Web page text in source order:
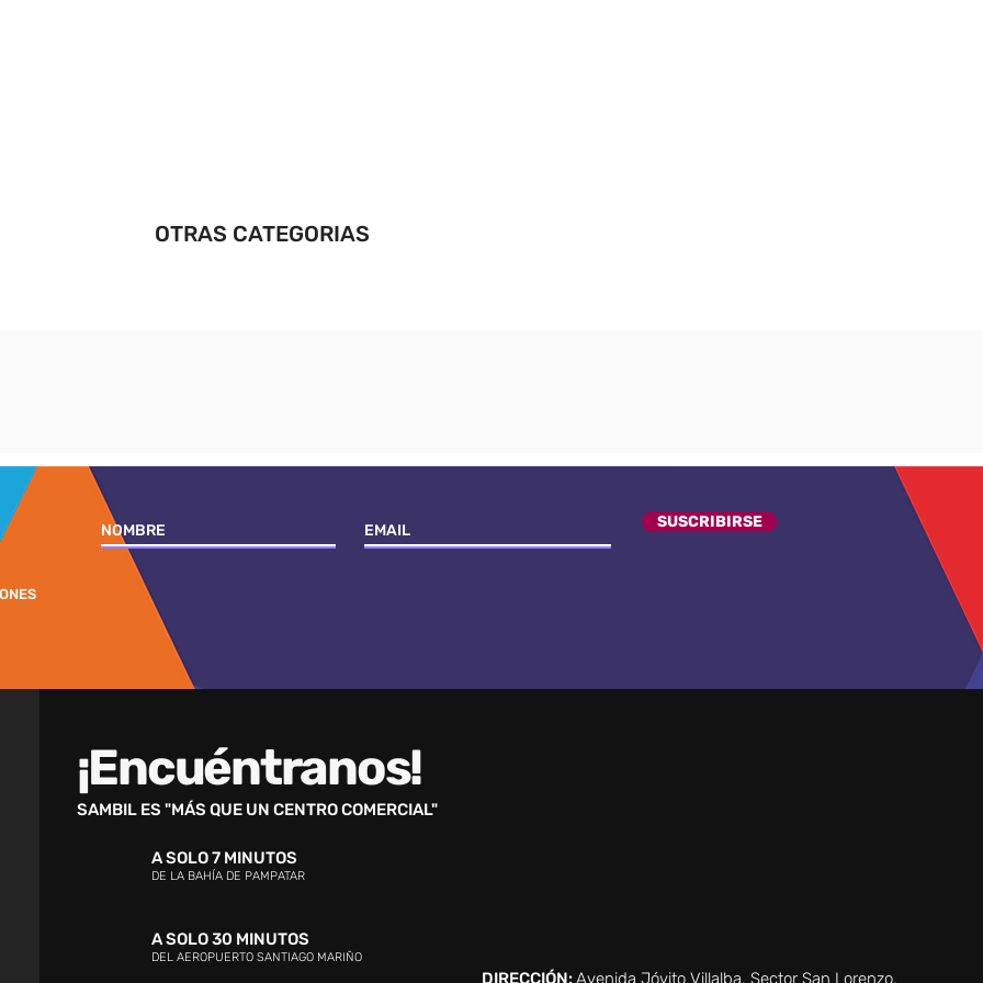
OTRAS CATEGORIAS
SUSCRIBIRSE
¡Encuéntranos!
SAMBIL ES "MÁS QUE UN CENTRO COMERCIAL"
A SOLO 7 MINUTOS
DE LA BAHÍA DE PAMPATAR
A SOLO 30 MINUTOS
DEL AEROPUERTO SANTIAGO MARIÑO
DIRECCIÓN:Avenida Jóvito Villalba, Sector San Lorenzo,